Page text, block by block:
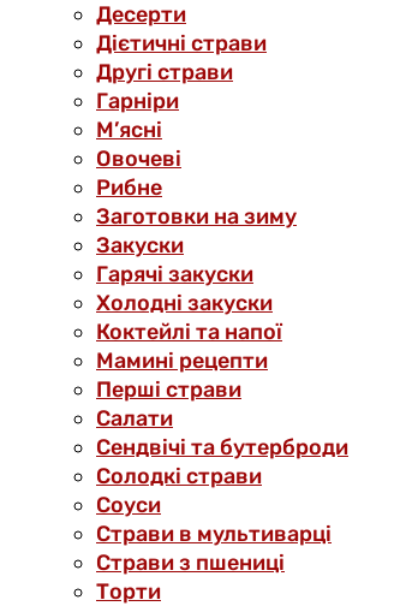
Десерти
Дієтичні страви
Другі страви
Гарніри
М’ясні
Овочеві
Рибне
Заготовки на зиму
Закуски
Гарячі закуски
Холодні закуски
Коктейлі та напої
Мамині рецепти
Перші страви
Салати
Сендвічі та бутерброди
Солодкі страви
Соуси
Страви в мультиварці
Страви з пшениці
Торти